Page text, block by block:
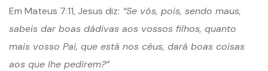
Em Mateus 7:11, Jesus diz: “Se vós, pois, sendo maus,
sabeis dar boas dádivas aos vossos filhos, quanto
mais vosso Pai, que está nos céus, dará boas coisas
aos que lhe pedirem?”